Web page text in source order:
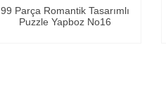
Parça Romantik Tasarımlı
Puzzle Yapboz No16